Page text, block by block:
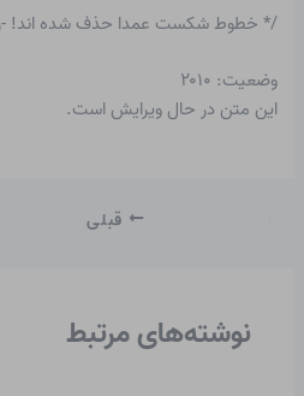
/* خطوط شکست عمدا حذف شده اند! -
وضعیت: ۲۰۱۰
این متن در حال ویرایش است.
قبلی
نوشته‌های مرتبط